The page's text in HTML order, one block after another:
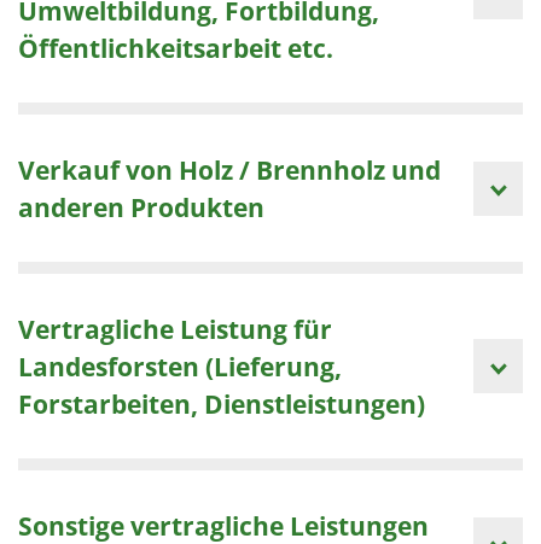
Umweltbildung, Fortbildung,
Öffentlichkeitsarbeit etc.
Verkauf von Holz / Brennholz und
anderen Produkten
Vertragliche Leistung für
Landesforsten (Lieferung,
Forstarbeiten, Dienstleistungen)
Sonstige vertragliche Leistungen